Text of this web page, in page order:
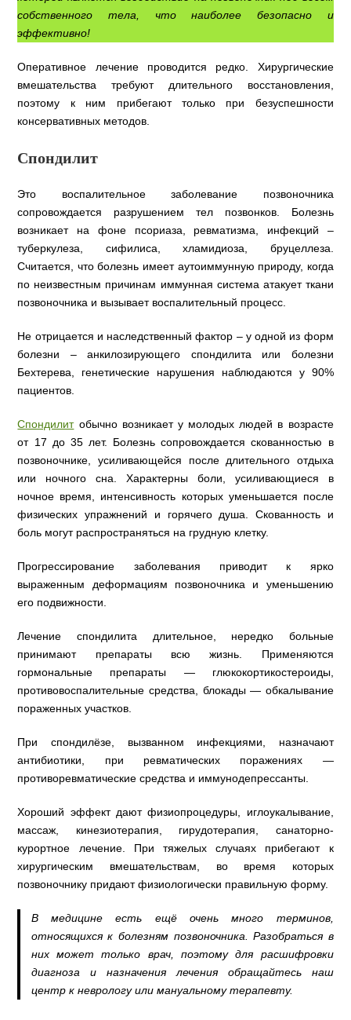
собственного тела, что наиболее безопасно и
эффективно!
Оперативное лечение проводится редко. Хирургические
вмешательства требуют длительного восстановления,
поэтому к ним прибегают только при безуспешности
консервативных методов.
Спондилит
Это воспалительное заболевание позвоночника
сопровождается разрушением тел позвонков. Болезнь
возникает на фоне псориаза, ревматизма, инфекций –
туберкулеза, сифилиса, хламидиоза, бруцеллеза.
Считается, что болезнь имеет аутоиммунную природу, когда
по неизвестным причинам иммунная система атакует ткани
позвоночника и вызывает воспалительный процесс.
Не отрицается и наследственный фактор – у одной из форм
болезни – анкилозирующего спондилита или болезни
Бехтерева, генетические нарушения наблюдаются у 90%
пациентов.
Спондилитобычно возникает у молодых людей в возрасте
от 17 до 35 лет. Болезнь сопровождается скованностью в
позвоночнике, усиливающейся после длительного отдыха
или ночного сна. Характерны боли, усиливающиеся в
ночное время, интенсивность которых уменьшается после
физических упражнений и горячего душа. Скованность и
боль могут распространяться на грудную клетку.
Прогрессирование заболевания приводит к ярко
выраженным деформациям позвоночника и уменьшению
его подвижности.
Лечение спондилита длительное, нередко больные
принимают препараты всю жизнь. Применяются
гормональные препараты — глюкокортикостероиды,
противовоспалительные средства, блокады — обкалывание
пораженных участков.
При спондилёзе, вызванном инфекциями, назначают
антибиотики, при ревматических поражениях —
противоревматические средства и иммунодепрессанты.
Хороший эффект дают физиопроцедуры, иглоукалывание,
массаж, кинезиотерапия, гирудотерапия, санаторно-
курортное лечение. При тяжелых случаях прибегают к
хирургическим вмешательствам, во время которых
позвоночнику придают физиологически правильную форму.
В медицине есть ещё очень много терминов,
относящихся к болезням позвоночника. Разобраться в
них может только врач, поэтому для расшифровки
диагноза и назначения лечения обращайтесь наш
центр к неврологу или мануальному терапевту.